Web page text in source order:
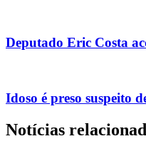
Deputado Eric Costa
Idoso é preso suspeito
Notícias